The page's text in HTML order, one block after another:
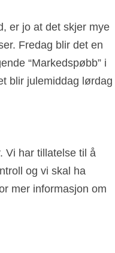
er jo at det skjer mye
Fredag blir det en
“Markedspøbb” i
blir julemiddag lørdag
Vi har tillatelse til å
og vi skal ha
mer informasjon om